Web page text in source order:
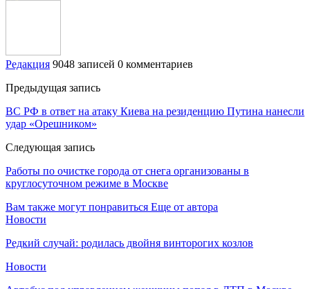
Редакция 9048 записей 0 комментариев
Предыдущая запись
ВС РФ в ответ на атаку Киева на резиденцию Путина нанесли
удар «Орешником»
Следующая запись
Работы по очистке города от снега организованы в
круглосуточном режиме в Москве
Вам также могут понравиться Еще от автора
Новости
Редкий случай: родилась двойня винторогих козлов
Новости